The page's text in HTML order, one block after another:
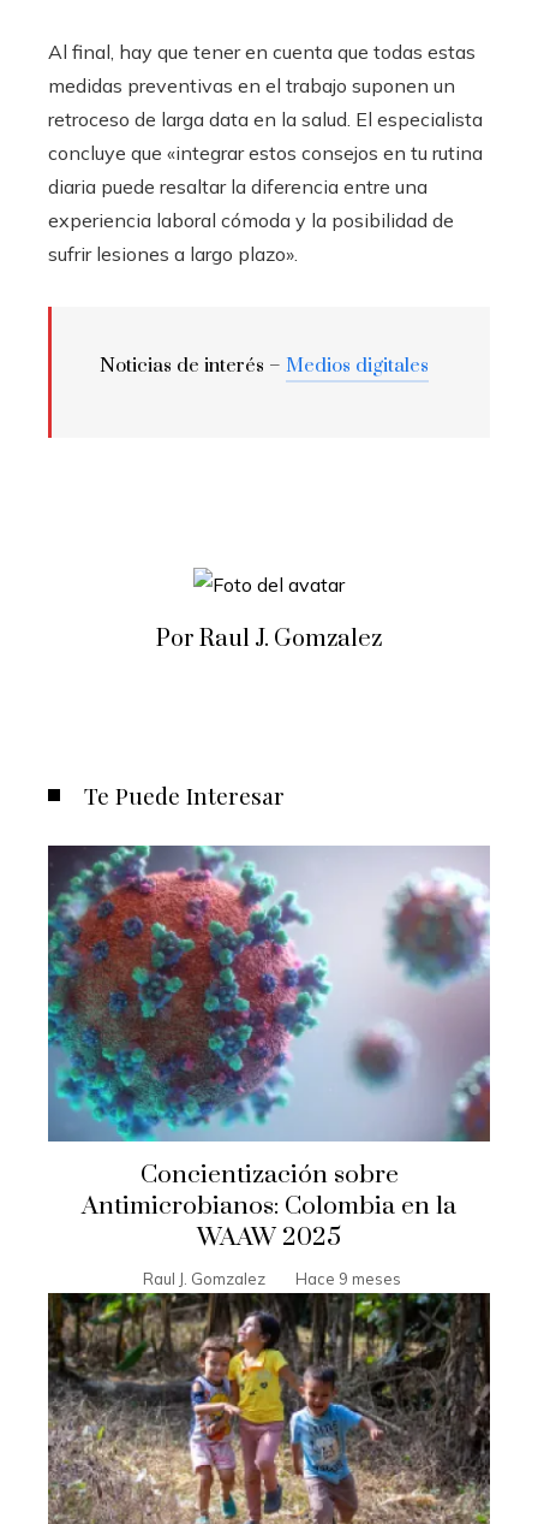
Al final, hay que tener en cuenta que todas estas
medidas preventivas en el trabajo suponen un
retroceso de larga data en la salud. El especialista
concluye que «integrar estos consejos en tu rutina
diaria puede resaltar la diferencia entre una
experiencia laboral cómoda y la posibilidad de
sufrir lesiones a largo plazo».
Noticias de interés – Medios digitales
Por Raul J. Gomzalez
Te Puede Interesar
Concientización sobre
Antimicrobianos: Colombia en la
WAAW 2025
Raul J. Gomzalez Hace 9 meses